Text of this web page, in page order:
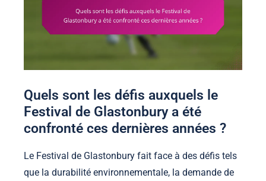
Quels sont les défis auxquels le
Festival de Glastonbury a été
confronté ces dernières années ?
Le Festival de Glastonbury fait face à des défis tels
que la durabilité environnementale, la demande de